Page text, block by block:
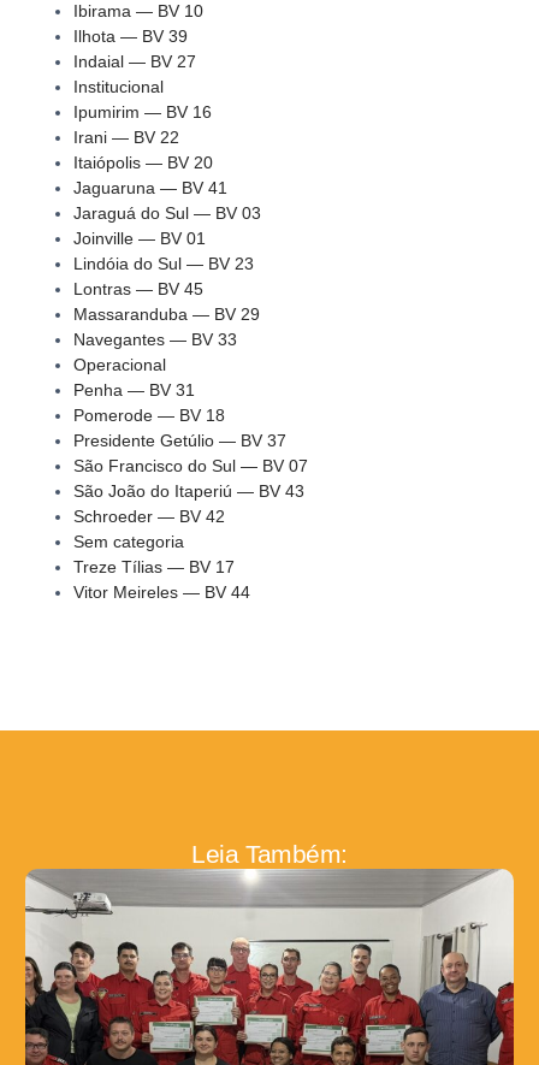
Ibirama — BV 10
Ilhota — BV 39
Indaial — BV 27
Institucional
Ipumirim — BV 16
Irani — BV 22
Itaiópolis — BV 20
Jaguaruna — BV 41
Jaraguá do Sul — BV 03
Joinville — BV 01
Lindóia do Sul — BV 23
Lontras — BV 45
Massaranduba — BV 29
Navegantes — BV 33
Operacional
Penha — BV 31
Pomerode — BV 18
Presidente Getúlio — BV 37
São Francisco do Sul — BV 07
São João do Itaperiú — BV 43
Schroeder — BV 42
Sem categoria
Treze Tílias — BV 17
Vitor Meireles — BV 44
Leia Também: